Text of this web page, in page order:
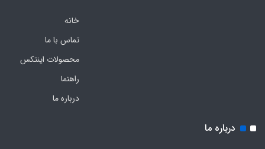
خانه
تماس با ما
محصولات اینتکس
راهنما
درباره ما
درباره ما